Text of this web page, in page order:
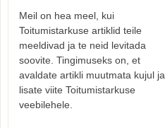
Meil on hea meel, kui
Toitumistarkuse artiklid teile
meeldivad ja te neid levitada
soovite. Tingimuseks on, et
avaldate artikli muutmata kujul ja
lisate viite Toitumistarkuse
veebilehele.